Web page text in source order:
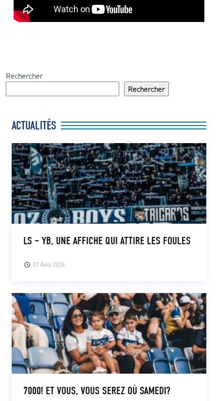
Rechercher
Rechercher
ACTUALITÉS
07 Août 2026
LS – YB, UNE AFFICHE QUI ATTIRE LES FOULES
7000! ET VOUS, VOUS SEREZ OÙ SAMEDI?